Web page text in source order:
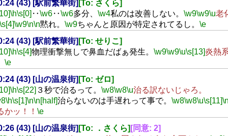
(43) [駅前繁華街] [To: さくら]
\h\s[0] ‥\w6‥\w6多分、 \w4私のは改善しない。 \w9\w9\u老
\w9\n\n黙れ。 \w9ちゃんと原因が特定されてるし。 \e
(43) [駅前繁華街] [To: せりこ]
\h\s[4]物理衝撃無しで鼻血だばぁ発生。 \w9\w9\u\s[13]炎熱
\e
(43) [山の温泉街] [To: ゼロ]
\h\s[22] ３秒で治るって。 \w8\w8\u治る訳ないじゃろ。
\h\s[1]\n\n[half]治らないのは手遅れって事で。 \w8\w8\u\s[11]
かッ！！ \e
(43) [山の温泉街] [To: ．さくら] [同意: 2]